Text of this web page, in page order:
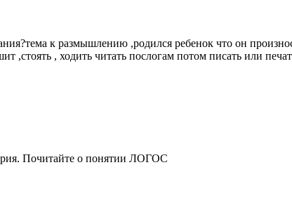
к размышлению ,родился ребенок что он
,стоять , ходить читать послогам потом писать или
Почитайте о понятии ЛОГОС